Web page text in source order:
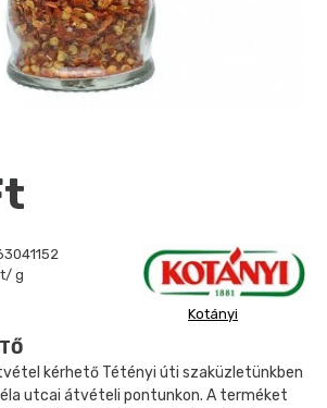
g
Kotányi
kérhető Tétényi úti szaküzletünkben
utcai átvételi pontunkon. A terméket